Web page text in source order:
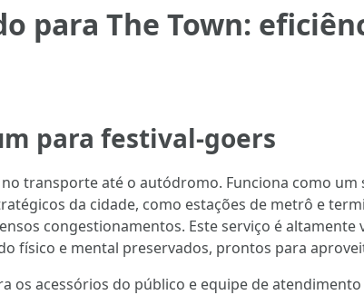
para The Town:
para festival-goers
no transporte até o autódromo. Funciona como um
da cidade, como estações de metrô e
congestionamentos. Este serviço é altamente
físico e mental preservados, prontos para
acessórios do público e equipe de atendimento